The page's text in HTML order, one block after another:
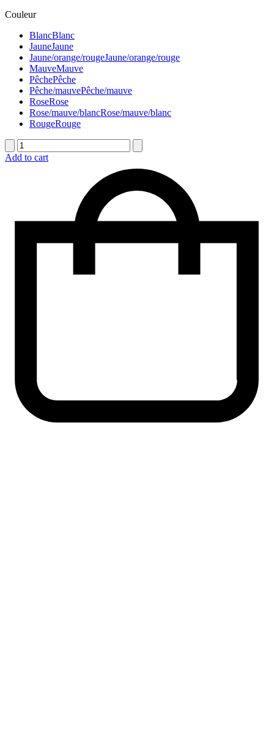
Couleur
BlancBlanc
JauneJaune
Jaune/orange/rougeJaune/orange/rouge
MauveMauve
PêchePêche
Pêche/mauvePêche/mauve
RoseRose
Rose/mauve/blancRose/mauve/blanc
RougeRouge
quantité
de
Add to cart